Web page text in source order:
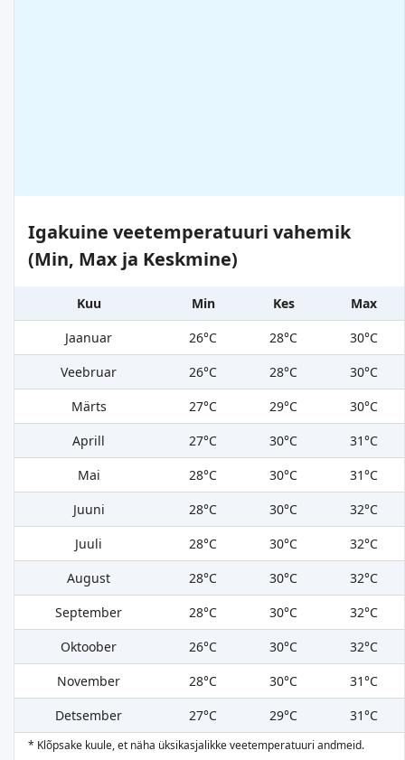
Igakuine veetemperatuuri vahemik
(Min, Max ja Keskmine)
Kuu Min Kes
Max
Jaanuar
26°C 28°C
30°C
Veebruar
26°C 28°C
30°C
Märts
27°C 29°C
30°C
Aprill
27°C 30°C
31°C
Mai
28°C 30°C
31°C
Juuni
28°C 30°C
32°C
Juuli
28°C 30°C
32°C
August
28°C 30°C
32°C
September
28°C 30°C
32°C
Oktoober
26°C 30°C
32°C
November
28°C 30°C
31°C
Detsember
27°C 29°C 31°C
* Klõpsake kuule, et näha üksikasjalikke veetemperatuuri andmeid.